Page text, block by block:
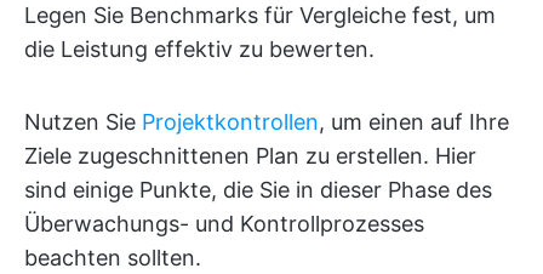
Legen Sie Benchmarks für Vergleiche fest, um
die Leistung effektiv zu bewerten.
Nutzen Sie Projektkontrollen, um einen auf Ihre
Ziele zugeschnittenen Plan zu erstellen. Hier
sind einige Punkte, die Sie in dieser Phase des
Überwachungs- und Kontrollprozesses
beachten sollten.